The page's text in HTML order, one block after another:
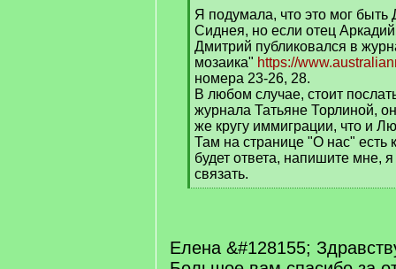
]
Я подумала, что это мог
Сиднея, но если отец
Дмитрий публиковался в
мозаика" https://
номера 23-26, 28.
В любом случае, стоит
журнала Татьяне Торлиной,
же кругу иммиграции, что и
Там на странице "О нас" есть
будет ответа, напишите мне,
связать.
[
Елена &#128155;